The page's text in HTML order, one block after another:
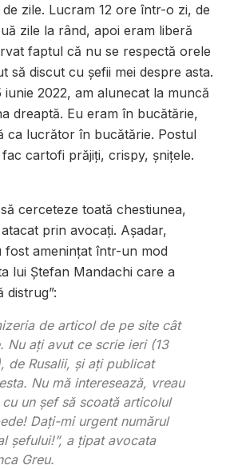
zile. Lucram 12 ore într-o zi, de
zile la rând, apoi eram liberă
faptul că nu se respectă orele
să discut cu șefii mei despre asta.
iunie 2022, am alunecat la muncă
dreaptă. Eu eram în bucătărie,
ca lucrător în bucătărie. Postul
cartofi prăjiți, crispy, șnițele.
cerceteze toată chestiunea,
prin avocați. Așadar,
fost amenințat într-un mod
lui Ștefan Mandachi care a
distrug”:
de articol de pe site cât
Nu ați avut ce scrie ieri (13
de Rusalii, și ați publicat
Nu mă interesează, vreau
un șef să scoată articolul
Dați-mi urgent numărul
șefului!”, a țipat avocata
Greu.